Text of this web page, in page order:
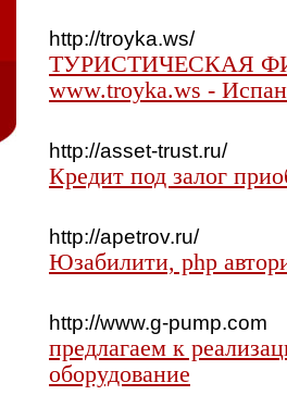
http://troyka.ws/
ТУРИСТИЧЕСКАЯ
www.troyka.ws -
http://asset-trust.ru/
Кредит под залог
http://apetrov.ru/
Юзабилити, php
http://www.g-pump.com
предлагаем к
оборудование